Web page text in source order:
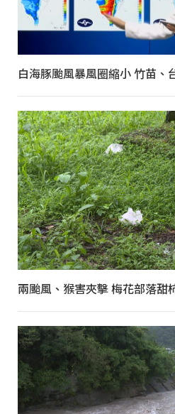
白海豚颱風暴風圈縮小 竹苗、
兩颱風、猴害夾擊 梅花部落甜